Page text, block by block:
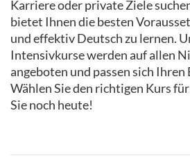
Karriere oder private Ziele
bietet Ihnen die besten
und effektiv Deutsch zu lernen.
Intensivkurse werden auf allen
angeboten und passen sich Ihren
Wählen Sie den richtigen Kurs
Sie noch heute!